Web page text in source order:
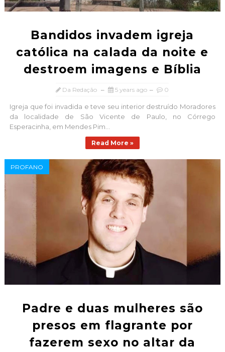
Bandidos invadem igreja
católica na calada da noite e
destroem imagens e Bíblia
Da Redação 5 years ago 0
Igreja que foi invadida e teve seu interior destruído Moradores
da localidade de São Vicente de Paulo, no Córrego
Esperacinha, em Mendes Pim...
Read More »
PROFANO
Padre e duas mulheres são
presos em flagrante por
fazerem sexo no altar da